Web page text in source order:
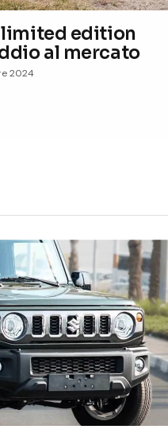
limited edition
al mercato
2024